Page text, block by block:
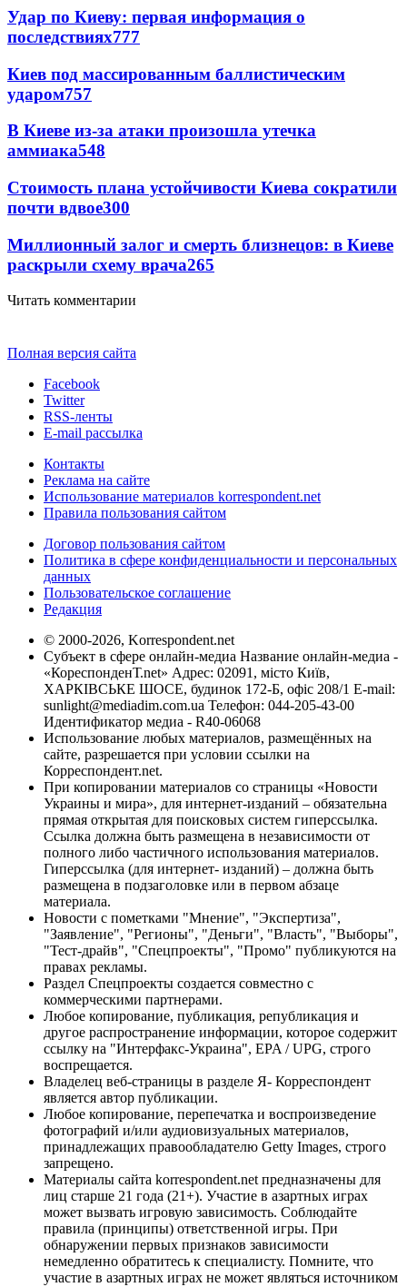
Удар по Киеву: первая информация о
последствиях777
Киев под массированным баллистическим
ударом757
В Киеве из-за атаки произошла утечка
аммиака548
Стоимость плана устойчивости Киева сократили
почти вдвое300
Миллионный залог и смерть близнецов: в Киеве
раскрыли схему врача265
Читать комментарии
Полная версия сайта
Facebook
Twitter
RSS-ленты
E-mail рассылка
Контакты
Реклама на сайте
Использование материалов korrespondent.net
Правила пользования сайтом
Договор пользования сайтом
Политика в сфере конфиденциальности и персональных
данных
Пользовательское соглашение
Редакция
© 2000-2026, Korrespondent.net
Субъект в сфере онлайн-медиа Название онлайн-медиа -
«КореспонденТ.net» Адрес: 02091, місто Київ,
ХАРКІВСЬКЕ ШОСЕ, будинок 172-Б, офіс 208/1 E-mail:
sunlight@mediadim.com.ua Телефон: 044-205-43-00
Идентификатор медиа - R40-06068
Использование любых материалов, размещённых на
сайте, разрешается при условии ссылки на
Корреспондент.net.
При копировании материалов со страницы «Новости
Украины и мира», для интернет-изданий – обязательна
прямая открытая для поисковых систем гиперссылка.
Ссылка должна быть размещена в независимости от
полного либо частичного использования материалов.
Гиперссылка (для интернет- изданий) – должна быть
размещена в подзаголовке или в первом абзаце
материала.
Новости с пометками "Мнение", "Экспертиза",
"Заявление", "Регионы", "Деньги", "Власть", "Выборы",
"Тест-драйв", "Спецпроекты", "Промо" публикуются на
правах рекламы.
Раздел Спецпроекты создается совместно с
коммерческими партнерами.
Любое копирование, публикация, републикация и
другое распространение информации, которое содержит
ссылку на "Интерфакс-Украина", EPA / UPG, строго
воспрещается.
Владелец веб-страницы в разделе Я- Корреспондент
является автор публикации.
Любое копирование, перепечатка и воспроизведение
фотографий и/или аудиовизуальных материалов,
принадлежащих правообладателю Getty Images, строго
запрещено.
Материалы сайта korrespondent.net предназначены для
лиц старше 21 года (21+). Участие в азартных играх
может вызвать игровую зависимость. Соблюдайте
правила (принципы) ответственной игры. При
обнаружении первых признаков зависимости
немедленно обратитесь к специалисту. Помните, что
участие в азартных играх не может являться источником